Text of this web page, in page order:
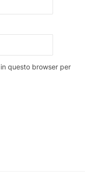
questo browser per